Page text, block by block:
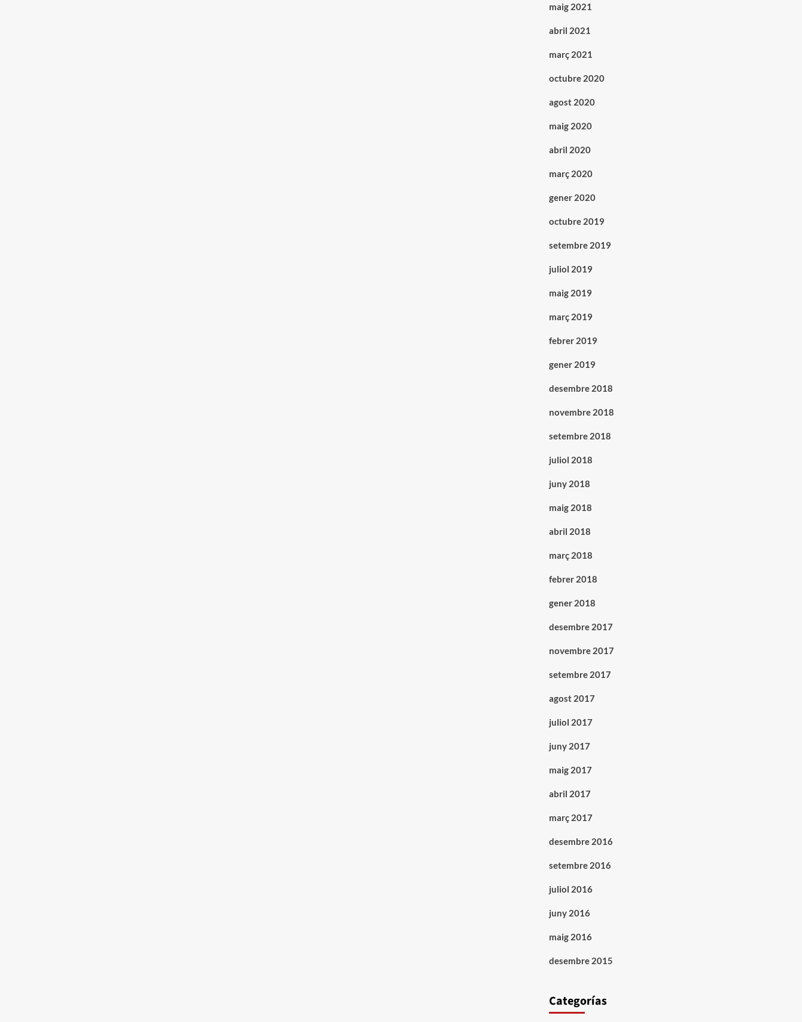
maig 2021
abril 2021
març 2021
octubre 2020
agost 2020
maig 2020
abril 2020
març 2020
gener 2020
octubre 2019
setembre 2019
juliol 2019
maig 2019
març 2019
febrer 2019
gener 2019
desembre 2018
novembre 2018
setembre 2018
juliol 2018
juny 2018
maig 2018
abril 2018
març 2018
febrer 2018
gener 2018
desembre 2017
novembre 2017
setembre 2017
agost 2017
juliol 2017
juny 2017
maig 2017
abril 2017
març 2017
desembre 2016
setembre 2016
juliol 2016
juny 2016
maig 2016
desembre 2015
Categorías